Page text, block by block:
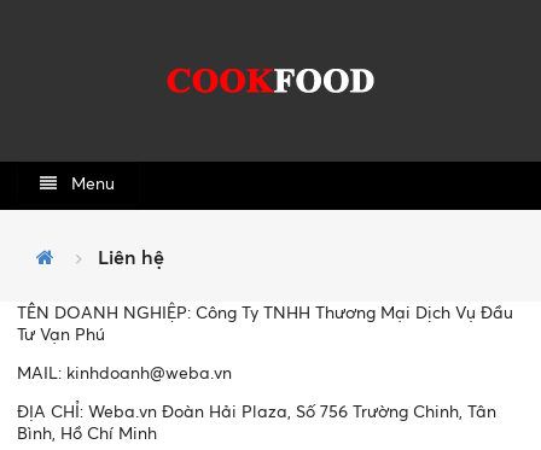
Menu
Liên hệ
TÊN DOANH NGHIỆP: Công Ty TNHH Thương Mại Dịch Vụ Đầu
Tư Vạn Phú
MAIL: kinhdoanh@weba.vn
ĐỊA CHỈ: Weba.vn Đoàn Hải Plaza, Số 756 Trường Chinh, Tân
Bình, Hồ Chí Minh